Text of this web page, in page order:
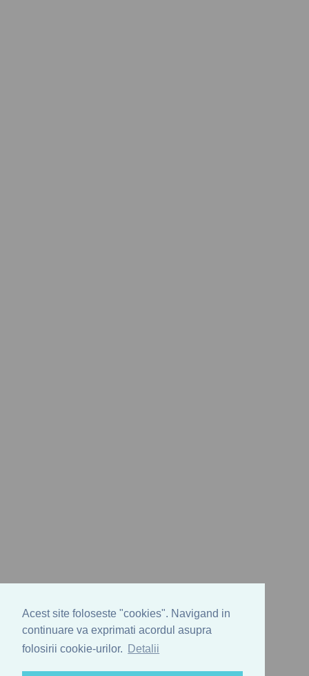
Acest site foloseste "cookies". Navigand in
continuare va exprimati acordul asupra
folosirii cookie-urilor.
Detalii